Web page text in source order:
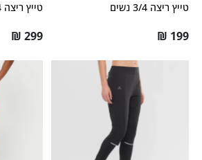
טייץ ריצה 3/4 נשים
₪ 199
טייץ ריצה 3/4 נשים
₪ 299